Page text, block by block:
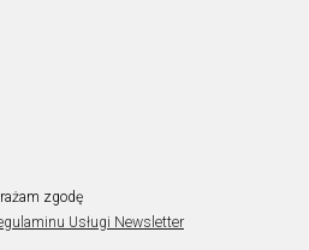
zgodę
Usługi Newsletter